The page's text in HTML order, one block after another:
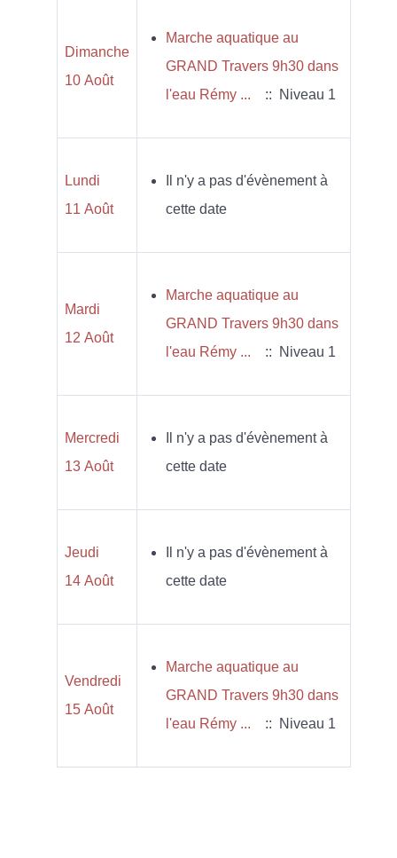
Dimanche
10 Août
Marche aquatique au
GRAND Travers 9h30 dans
l'eau Rémy ...
:: Niveau 1
Lundi
11 Août
Il n'y a pas d'évènement à
cette date
Mardi
12 Août
Marche aquatique au
GRAND Travers 9h30 dans
l'eau Rémy ...
:: Niveau 1
Mercredi
13 Août
Il n'y a pas d'évènement à
cette date
Jeudi
14 Août
Il n'y a pas d'évènement à
cette date
Vendredi
15 Août
Marche aquatique au
GRAND Travers 9h30 dans
l'eau Rémy ...
:: Niveau 1